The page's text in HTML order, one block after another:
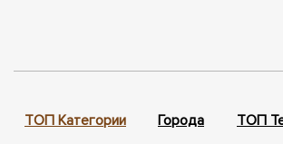
ТОП Категории Города ТОП